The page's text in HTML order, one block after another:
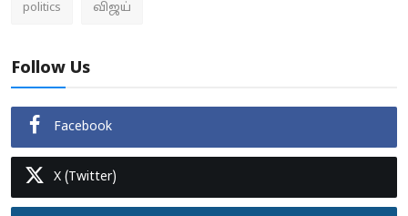
politics விஜய்
Follow Us
Facebook
X (Twitter)